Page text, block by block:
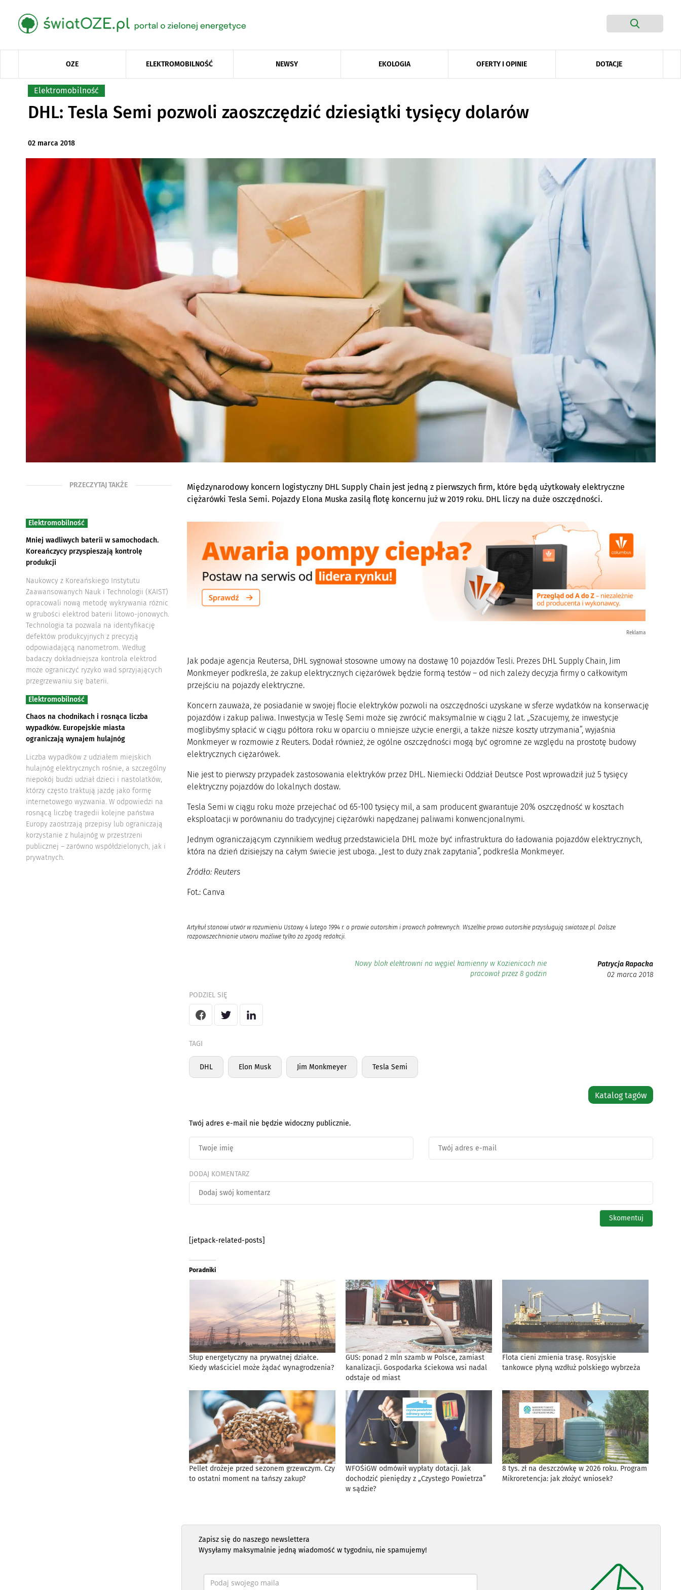
OZE ELEKTROMOBILNOŚĆ NEWSY EKOLOGIA OFERTY I OPINIE DOTACJE
Elektromobilność
DHL: Tesla Semi pozwoli zaoszczędzić dziesiątki tysięcy dolarów
02 marca 2018
PRZECZYTAJ TAKŻE
Elektromobilność
Mniej wadliwych baterii w samochodach.
Koreańczycy przyspieszają kontrolę
produkcji
Naukowcy z Koreańskiego Instytutu
Zaawansowanych Nauk i Technologii (KAIST)
opracowali nową metodę wykrywania różnic
w grubości elektrod baterii litowo-jonowych.
Technologia ta pozwala na identyfikację
defektów produkcyjnych z precyzją
odpowiadającą nanometrom. Według
badaczy dokładniejsza kontrola elektrod
może ograniczyć ryzyko wad sprzyjających
przegrzewaniu się baterii.
Elektromobilność
Chaos na chodnikach i rosnąca liczba
wypadków. Europejskie miasta
ograniczają wynajem hulajnóg
Liczba wypadków z udziałem miejskich
hulajnóg elektrycznych rośnie, a szczególny
niepokój budzi udział dzieci i nastolatków,
którzy często traktują jazdę jako formę
internetowego wyzwania. W odpowiedzi na
rosnącą liczbę tragedii kolejne państwa
Europy zaostrzają przepisy lub ograniczają
korzystanie z hulajnóg w przestrzeni
publicznej – zarówno współdzielonych, jak i
prywatnych.
Międzynarodowy koncern logistyczny DHL Supply Chain jest jedną z pierwszych firm, które będą użytkowały elektryczne
ciężarówki Tesla Semi. Pojazdy Elona Muska zasilą flotę koncernu już w 2019 roku. DHL liczy na duże oszczędności.
Reklama
Jak podaje agencja Reutersa, DHL sygnował stosowne umowy na dostawę 10 pojazdów Tesli. Prezes DHL Supply Chain, Jim
Monkmeyer podkreśla, że zakup elektrycznych ciężarówek będzie formą testów – od nich zależy decyzja firmy o całkowitym
przejściu na pojazdy elektryczne.
Koncern zauważa, że posiadanie w swojej flocie elektryków pozwoli na oszczędności uzyskane w sferze wydatków na konserwację
pojazdów i zakup paliwa. Inwestycja w Teslę Semi może się zwrócić maksymalnie w ciągu 2 lat. „Szacujemy, że inwestycje
moglibyśmy spłacić w ciągu półtora roku w oparciu o mniejsze użycie energii, a także niższe koszty utrzymania”, wyjaśnia
Monkmeyer w rozmowie z Reuters. Dodał również, że ogólne oszczędności mogą być ogromne ze względu na prostotę budowy
elektrycznych ciężarówek.
Nie jest to pierwszy przypadek zastosowania elektryków przez DHL. Niemiecki Oddział Deutsce Post wprowadził już 5 tysięcy
elektryczny pojazdów do lokalnych dostaw.
Tesla Semi w ciągu roku może przejechać od 65-100 tysięcy mil, a sam producent gwarantuje 20% oszczędność w kosztach
eksploatacji w porównaniu do tradycyjnej ciężarówki napędzanej paliwami konwencjonalnymi.
Jednym ograniczającym czynnikiem według przedstawiciela DHL może być infrastruktura do ładowania pojazdów elektrycznych,
która na dzień dzisiejszy na całym świecie jest uboga. „Jest to duży znak zapytania”, podkreśla Monkmeyer.
Źródło: Reuters
Fot.: Canva
Artykuł stanowi utwór w rozumieniu Ustawy 4 lutego 1994 r. o prawie autorskim i prawach pokrewnych. Wszelkie prawa autorskie przysługują swiatoze.pl. Dalsze
rozpowszechnianie utworu możliwe tylko za zgodą redakcji.
Nowy blok elektrowni na węgiel kamienny w Kozienicach nie
pracował przez 8 godzin
Patrycja Rapacka
02 marca 2018
PODZIEL SIĘ
TAGI
DHL Elon Musk Jim Monkmeyer Tesla Semi
Katalog tagów
Twój adres e-mail nie będzie widoczny publicznie.
DODAJ KOMENTARZ
[jetpack-related-posts]
Poradniki
Słup energetyczny na prywatnej działce.
Kiedy właściciel może żądać wynagrodzenia?
GUS: ponad 2 mln szamb w Polsce, zamiast
kanalizacji. Gospodarka ściekowa wsi nadal
odstaje od miast
Flota cieni zmienia trasę. Rosyjskie
tankowce płyną wzdłuż polskiego wybrzeża
Pellet drożeje przed sezonem grzewczym. Czy
to ostatni moment na tańszy zakup?
WFOŚiGW odmówił wypłaty dotacji. Jak
dochodzić pieniędzy z „Czystego Powietrza”
w sądzie?
8 tys. zł na deszczówkę w 2026 roku. Program
Mikroretencja: jak złożyć wniosek?
Zapisz się do naszego newslettera
Wysyłamy maksymalnie jedną wiadomość w tygodniu, nie spamujemy!